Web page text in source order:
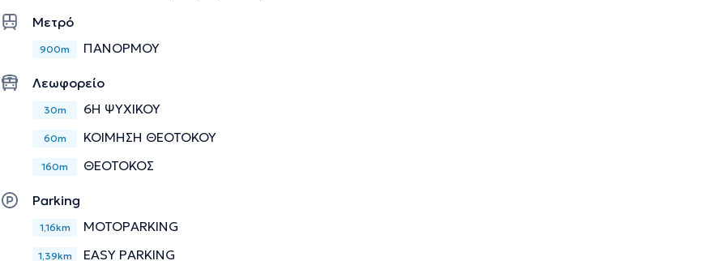
Μετρό
900m ΠΑΝΟΡΜΟΥ
Λεωφορείο
30m 6Η ΨΥΧΙΚΟΥ
60m ΚΟΙΜΗΣΗ ΘΕΟΤΟΚΟΥ
160m ΘΕΟΤΟΚΟΣ
Parking
1,16km MOTOPARKING
1,39km EASY PARKING